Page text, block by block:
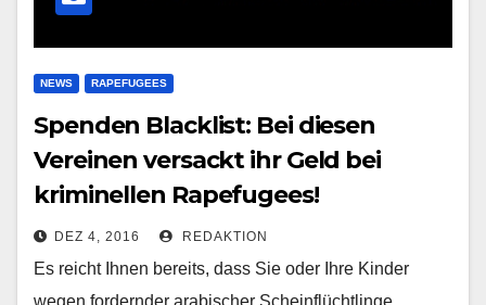
NEWS RAPEFUGEES
Spenden Blacklist: Bei diesen
Vereinen versackt ihr Geld bei
kriminellen Rapefugees!
DEZ 4, 2016 REDAKTION
Es reicht Ihnen bereits, dass Sie oder Ihre Kinder
wegen fordernder arabischer Scheinflüchtlinge